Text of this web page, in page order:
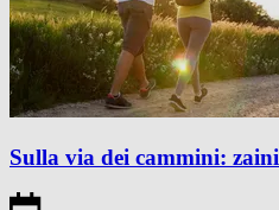
Sulla via dei cammini: